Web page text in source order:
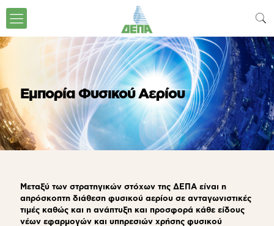
Εμπορία Φυσικού Αερίου
Μεταξύ των στρατηγικών στόχων της ΔΕΠΑ είναι η
απρόσκοπτη διάθεση φυσικού αερίου σε ανταγωνιστικές
τιμές καθώς και η ανάπτυξη και προσφορά κάθε είδους
νέων εφαρμογών και υπηρεσιών χρήσης φυσικού